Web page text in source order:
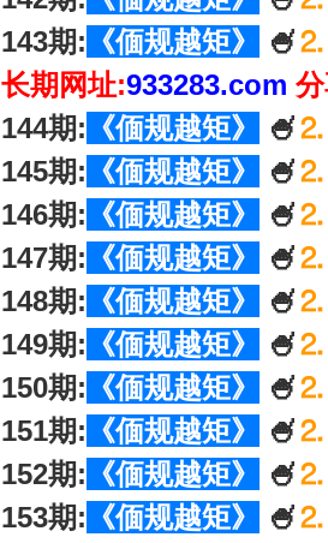
143期: 《偭规越矩》 🍧⒉
长期网址:933283.com
144期: 《偭规越矩》 🍧⒉
145期: 《偭规越矩》 🍧⒉
146期: 《偭规越矩》 🍧⒉
147期: 《偭规越矩》 🍧⒉
148期: 《偭规越矩》 🍧⒉
149期: 《偭规越矩》 🍧⒉
150期: 《偭规越矩》 🍧⒉
151期: 《偭规越矩》 🍧⒉
152期: 《偭规越矩》 🍧⒉
153期: 《偭规越矩》 🍧⒉